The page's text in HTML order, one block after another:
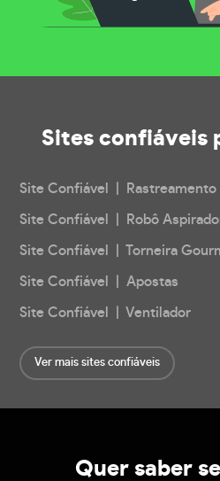
Sites confiáveis
Site Confiável | Rastreamento
Site Confiável | Robô
Site Confiável | Torneira
Site Confiável | Apostas
Site Confiável | Ventilador
Ver mais sites confiáveis
Quer saber